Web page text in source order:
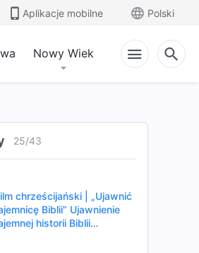
Aplikacje mobilne Polski
Nowy Wiek
25/43
między Biblią a Bogiem
chrześcijański | „Kto jest
moim Panem” Jaki jest
chrześcijański |
pobożności” Pan
chrześcijański | „Ujawnić
Biblii” Ujawnienie
historii Biblii